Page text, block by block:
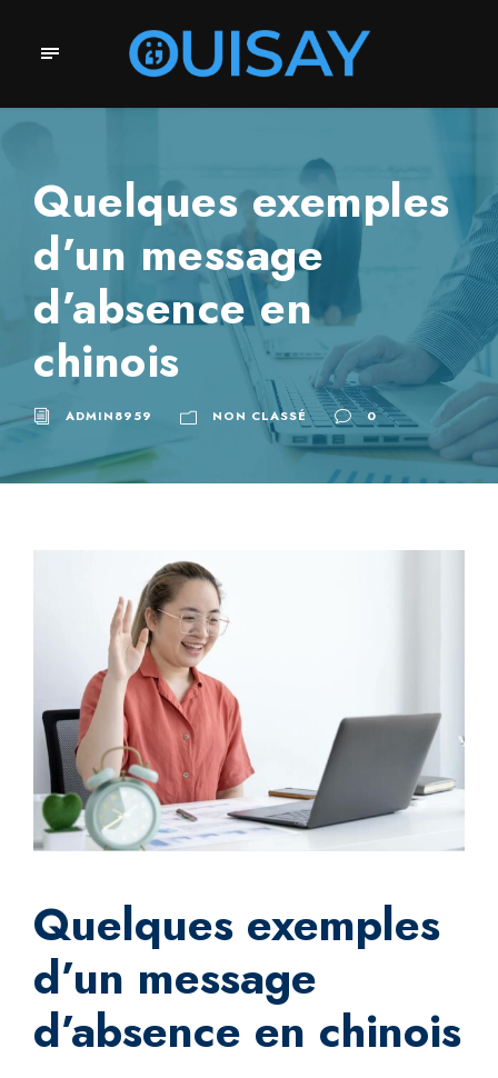
Quelques exemples
d’un message
d’absence en
chinois
ADMIN8959 NON CLASSÉ 0
Quelques exemples
d’un message
d’absence en chinois